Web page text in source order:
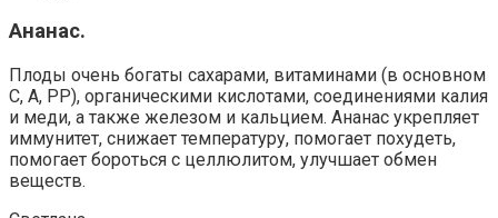
Ананас.
Плоды очень богаты сахарами, витаминами (в основном
С, А, РР), органическими кислотами, соединениями калия
и меди, а также железом и кальцием. Ананас укрепляет
иммунитет, снижает температуру, помогает похудеть,
помогает бороться с целлюлитом, улучшает обмен
веществ.